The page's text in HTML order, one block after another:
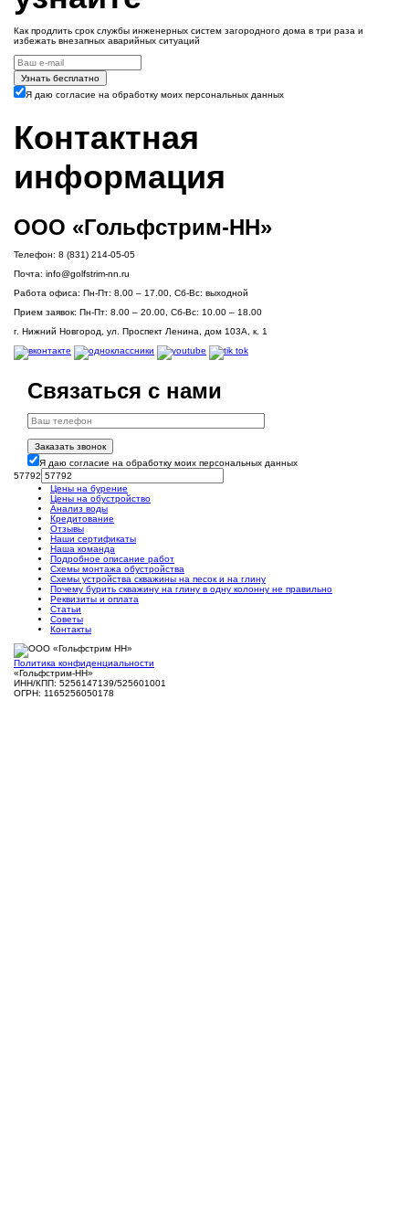
Как продлить срок службы инженерных систем загородного дома в три раза и
избежать внезапных аварийных ситуаций
Узнать бесплатно
Я даю согласие на обработку моих персональных данных
Контактная
информация
ООО «Гольфстрим-НН»
Телефон: 8 (831) 214-05-05
Почта: info@golfstrim-nn.ru
Работа офиса: Пн-Пт: 8.00 – 17.00, Сб-Вс: выходной
Прием заявок: Пн-Пт: 8.00 – 20.00, Сб-Вс: 10.00 – 18.00
г. Нижний Новгород, ул. Проспект Ленина, дом 103А, к. 1
Связаться с нами
Заказать звонок
Я даю согласие на обработку моих персональных данных
57792
Цены на бурение
Цены на обустройство
Анализ воды
Кредитование
Отзывы
Наши сертификаты
Наша команда
Подробное описание работ
Схемы монтажа обустройства
Схемы устройства скважины на песок и на глину
Почему бурить скважину на глину в одну колонну не правильно
Реквизиты и оплата
Статьи
Советы
Контакты
Политика конфиденциальности
«Гольфстрим-НН»
ИНН/КПП: 5256147139/525601001
ОГРН: 1165256050178